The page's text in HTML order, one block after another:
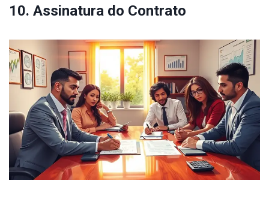
10. Assinatura do Contrato